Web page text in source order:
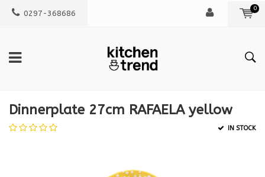
0297-368686
0
Dinnerplate 27cm RAFAELA yellow
IN STOCK